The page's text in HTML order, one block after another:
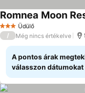
3 Kategória
Üdülő
Romnea Moon
/ Még nincs értékelve
A pontos árak
válasszon dátumokat